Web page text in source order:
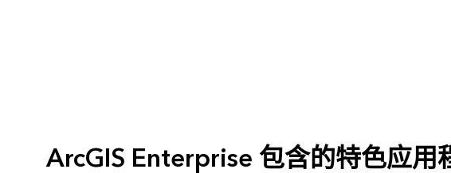
ArcGIS Enterprise 包含的特色应用